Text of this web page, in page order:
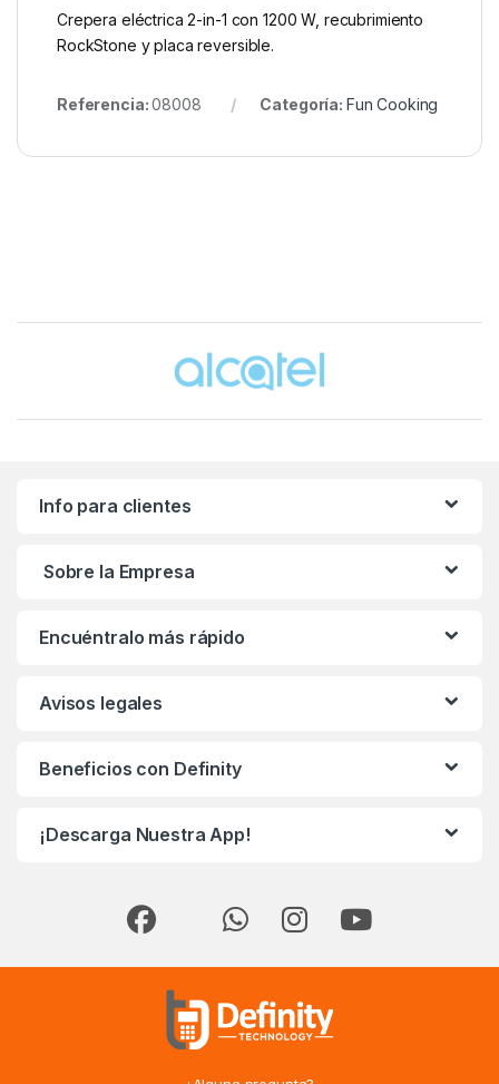
Crepera eléctrica 2-in-1 con 1200 W, recubrimiento
RockStone y placa reversible.
Referencia:08008 Categoría: Fun Cooking
Info para clientes
Sobre la Empresa
Encuéntralo más rápido
Avisos legales
Beneficios con Definity
¡Descarga Nuestra App!